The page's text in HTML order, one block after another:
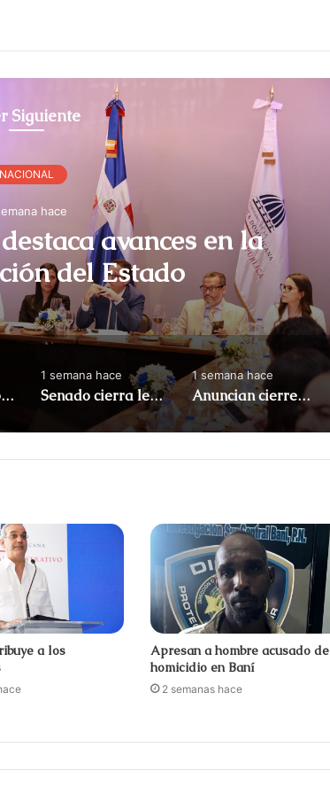
Siguiente
NACIONAL
hace
avances en la
del Estado
Apresan a tres por maniobras temerarias en motocicletas
1 semana hace
Senado cierra legislatura con 122 leyes aprobadas
1 semana hace
Anuncian cierres en el Malecón por Juegos Centroamericanos
a los
Apresan a hombre acusado de
homicidio en Baní
2 semanas hace